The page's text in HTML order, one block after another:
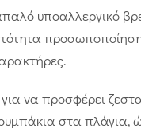
υποαλλεργικό
να προσφέρει
στα πλάγια,